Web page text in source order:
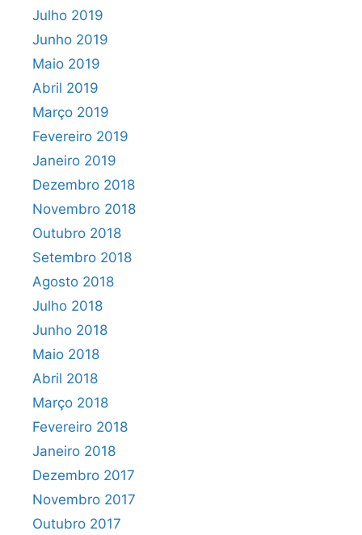
Julho 2019
Junho 2019
Maio 2019
Abril 2019
Março 2019
Fevereiro 2019
Janeiro 2019
Dezembro 2018
Novembro 2018
Outubro 2018
Setembro 2018
Agosto 2018
Julho 2018
Junho 2018
Maio 2018
Abril 2018
Março 2018
Fevereiro 2018
Janeiro 2018
Dezembro 2017
Novembro 2017
Outubro 2017